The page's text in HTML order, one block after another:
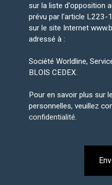
sur la liste d'opposition
prévu par l'article L223-
sur le site Internet
adressé à :
Société Worldline,
BLOIS CEDEX.
Pour en savoir plus sur
personnelles, veuillez
confidentialité